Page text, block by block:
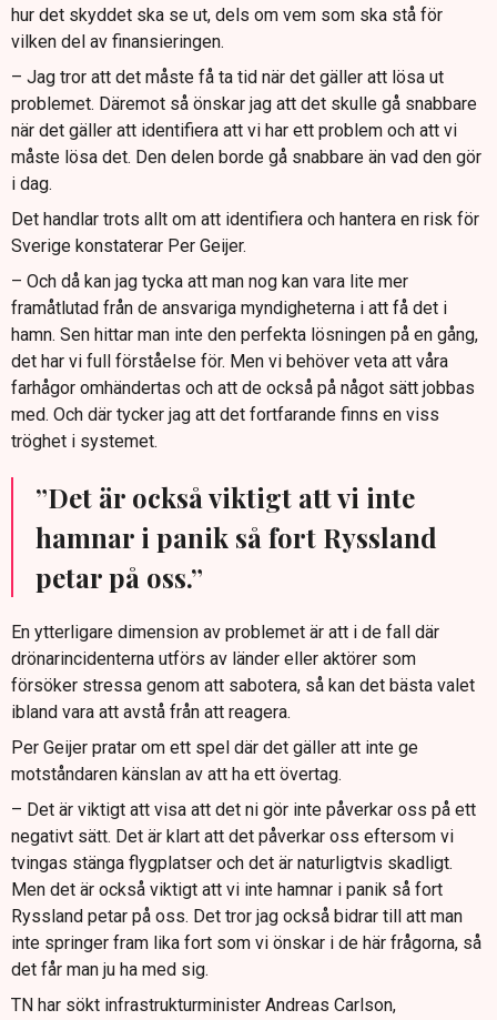
hur det skyddet ska se ut, dels om vem som ska stå för
vilken del av finansieringen.
– Jag tror att det måste få ta tid när det gäller att lösa ut
problemet. Däremot så önskar jag att det skulle gå snabbare
när det gäller att identifiera att vi har ett problem och att vi
måste lösa det. Den delen borde gå snabbare än vad den gör
i dag.
Det handlar trots allt om att identifiera och hantera en risk för
Sverige konstaterar Per Geijer.
– Och då kan jag tycka att man nog kan vara lite mer
framåtlutad från de ansvariga myndigheterna i att få det i
hamn. Sen hittar man inte den perfekta lösningen på en gång,
det har vi full förståelse för. Men vi behöver veta att våra
farhågor omhändertas och att de också på något sätt jobbas
med. Och där tycker jag att det fortfarande finns en viss
tröghet i systemet.
”Det är också viktigt att vi inte
hamnar i panik så fort Ryssland
petar på oss.”
En ytterligare dimension av problemet är att i de fall där
drönarincidenterna utförs av länder eller aktörer som
försöker stressa genom att sabotera, så kan det bästa valet
ibland vara att avstå från att reagera.
Per Geijer pratar om ett spel där det gäller att inte ge
motståndaren känslan av att ha ett övertag.
– Det är viktigt att visa att det ni gör inte påverkar oss på ett
negativt sätt. Det är klart att det påverkar oss eftersom vi
tvingas stänga flygplatser och det är naturligtvis skadligt.
Men det är också viktigt att vi inte hamnar i panik så fort
Ryssland petar på oss. Det tror jag också bidrar till att man
inte springer fram lika fort som vi önskar i de här frågorna, så
det får man ju ha med sig.
TN har sökt infrastrukturminister Andreas Carlson,